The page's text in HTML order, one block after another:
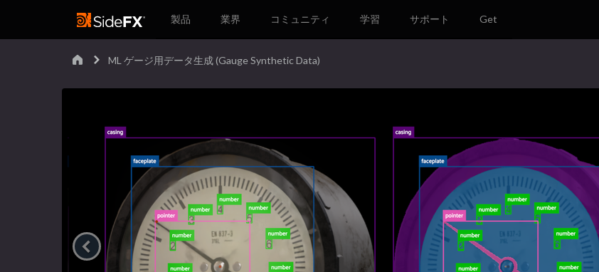
製品 業界 コミュニティ 学習 サポート Get
ML ゲージ用データ生成 (Gauge Synthetic Data)